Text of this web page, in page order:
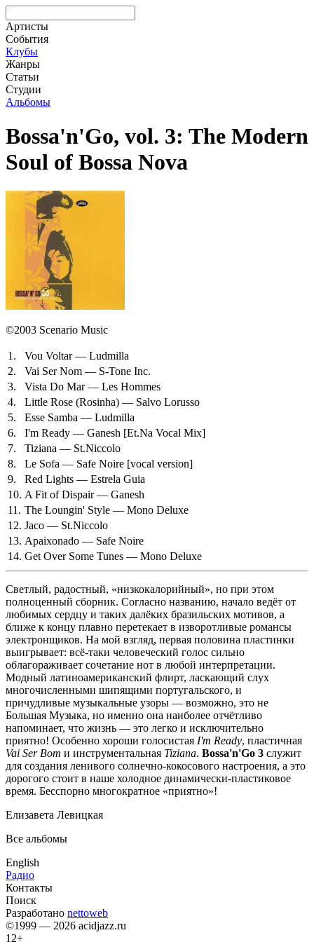
Артисты
События
Клубы
Жанры
Статьи
Студии
Альбомы
Bossa'n'Go, vol. 3: The Modern
Soul of Bossa Nova
©2003 Scenario Music
1.
Vou Voltar — Ludmilla
2.
Vai Ser Nom — S-Tone Inc.
3.
Vista Do Mar — Les Hommes
4.
Little Rose (Rosinha) — Salvo Lorusso
5.
Esse Samba — Ludmilla
6.
I'm Ready — Ganesh [Et.Na Vocal Mix]
7.
Tiziana — St.Niccolo
8.
Le Sofa — Safe Noire [vocal version]
9.
Red Lights — Estrela Guia
10. A Fit of Dispair — Ganesh
11. The Loungin' Style — Mono Deluxe
12. Jaco — St.Niccolo
13. Apaixonado — Safe Noire
14. Get Over Some Tunes — Mono Deluxe
Светлый, радостный, «низкокалорийный», но при этом
полноценный сборник. Согласно названию, начало ведёт от
любимых сердцу и таких далёких бразильских мотивов, а
ближе к концу плавно перетекает в изворотливые романсы
электронщиков. На мой взгляд, первая половина пластинки
выигрывает: всё-таки человеческий голос сильно
облагораживает сочетание нот в любой интерпретации.
Модный латиноамериканский флирт, ласкающий слух
многочисленными шипящими португальского, и
причудливые музыкальные узоры — возможно, это не
Большая Музыка, но именно она наиболее отчётливо
напоминает, что жизнь — это легко и исключительно
приятно! Особенно хороши голосистая I'm Ready, пластичная
Vai Ser Bom и инструментальная Tiziana. Bossa'n'Go 3 служит
для создания ленивого солнечно-кокосового настроения, а это
дорогого стоит в наше холодное динамически-пластиковое
время. Бесспорно многократное «приятно»!
Елизавета Левицкая
Все альбомы
English
Радио
Контакты
Поиск
Разработано nettoweb
©1999 — 2026 acidjazz.ru
12+